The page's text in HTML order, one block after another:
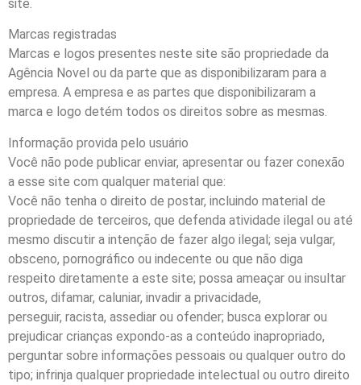
site.
Marcas registradas
Marcas e logos presentes neste site são propriedade da
Agência Novel ou da parte que as disponibilizaram para a
empresa. A empresa e as partes que disponibilizaram a
marca e logo detém todos os direitos sobre as mesmas.
Informação provida pelo usuário
Você não pode publicar enviar, apresentar ou fazer conexão
a esse site com qualquer material que:
Você não tenha o direito de postar, incluindo material de
propriedade de terceiros, que defenda atividade ilegal ou até
mesmo discutir a intenção de fazer algo ilegal; seja vulgar,
obsceno, pornográfico ou indecente ou que não diga
respeito diretamente a este site; possa ameaçar ou insultar
outros, difamar, caluniar, invadir a privacidade,
perseguir, racista, assediar ou ofender; busca explorar ou
prejudicar crianças expondo-as a conteúdo inapropriado,
perguntar sobre informações pessoais ou qualquer outro do
tipo; infrinja qualquer propriedade intelectual ou outro direito